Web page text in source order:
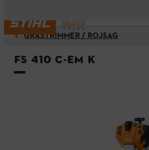
GRÄSTRIMMER / RÖJSÅG
FS 410 C-EM K